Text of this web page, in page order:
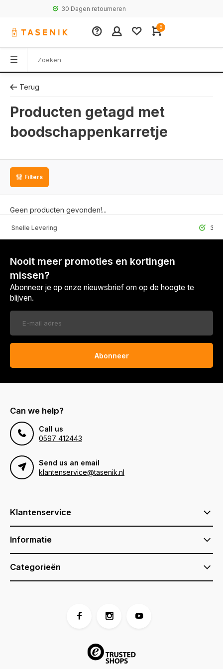
30 Dagen retourneren
0
Terug
Producten getagd met
boodschappenkarretje
Filters
Geen producten gevonden!...
Levering 30 Dagen
Nooit meer promoties en kortingen
missen?
Abonneer je op onze nieuwsbrief om op de hoogte te
blijven.
Abonneer
Can we help?
Call us
0597 412443
Send us an email
klantenservice@tasenik.nl
Klantenservice
Informatie
Categorieën